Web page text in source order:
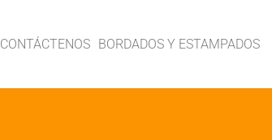
CONTÁCTENOS BORDADOS Y ESTAMPADOS